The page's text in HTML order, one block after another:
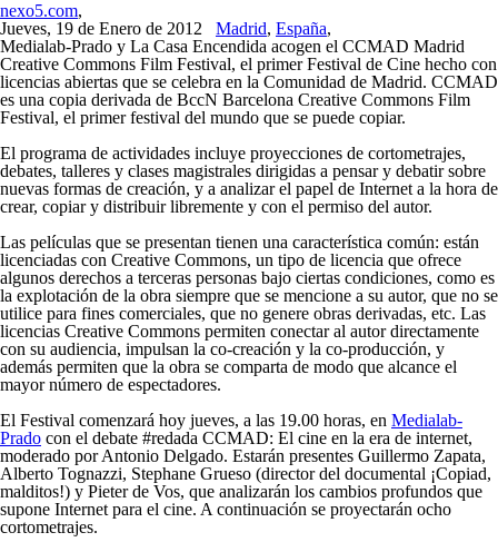
nexo5.com,
Jueves, 19 de Enero de 2012 Madrid, España,
Medialab-Prado y La Casa Encendida acogen el CCMAD Madrid
Creative Commons Film Festival, el primer Festival de Cine hecho con
licencias abiertas que se celebra en la Comunidad de Madrid. CCMAD
es una copia derivada de BccN Barcelona Creative Commons Film
Festival, el primer festival del mundo que se puede copiar.
El programa de actividades incluye proyecciones de cortometrajes,
debates, talleres y clases magistrales dirigidas a pensar y debatir sobre
nuevas formas de creación, y a analizar el papel de Internet a la hora de
crear, copiar y distribuir libremente y con el permiso del autor.
Las películas que se presentan tienen una característica común: están
licenciadas con Creative Commons, un tipo de licencia que ofrece
algunos derechos a terceras personas bajo ciertas condiciones, como es
la explotación de la obra siempre que se mencione a su autor, que no se
utilice para fines comerciales, que no genere obras derivadas, etc. Las
licencias Creative Commons permiten conectar al autor directamente
con su audiencia, impulsan la co-creación y la co-producción, y
además permiten que la obra se comparta de modo que alcance el
mayor número de espectadores.
El Festival comenzará hoy jueves, a las 19.00 horas, en Medialab-
Prado con el debate #redada CCMAD: El cine en la era de internet,
moderado por Antonio Delgado. Estarán presentes Guillermo Zapata,
Alberto Tognazzi, Stephane Grueso (director del documental ¡Copiad,
malditos!) y Pieter de Vos, que analizarán los cambios profundos que
supone Internet para el cine. A continuación se proyectarán ocho
cortometrajes.